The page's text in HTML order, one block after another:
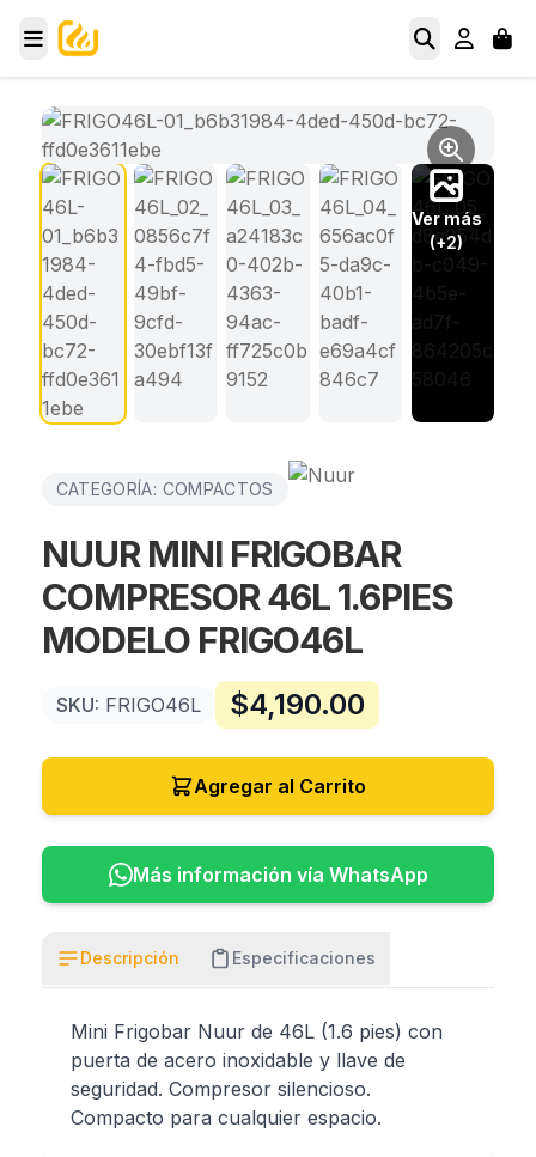
Ver más
(+2)
CATEGORÍA: COMPACTOS
NUUR MINI FRIGOBAR
COMPRESOR 46L 1.6PIES
MODELO FRIGO46L
SKU: FRIGO46L $4,190.00
Agregar al Carrito
Más información vía WhatsApp
Descripción Especificaciones
Mini Frigobar Nuur de 46L (1.6 pies) con
puerta de acero inoxidable y llave de
seguridad. Compresor silencioso.
Compacto para cualquier espacio.